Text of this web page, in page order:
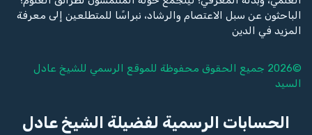
الباحثون عن سبل الاعتصام والرشاد، نبراسًا للمتطلعين إلى معرفة
المزيد في الدين
©2026 جميع الحقوق محفوظة للموقع الرسمي للشيخ
عادل
السيد
الحسابات الرسمية لفضيلة الشيخ عادل